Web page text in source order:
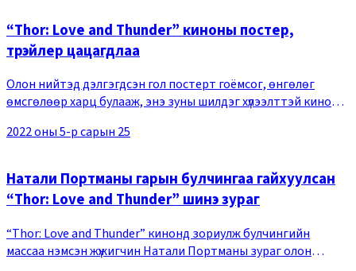
“Thor: Love and Thunder” киноны постер,
трэйлер цацагдлаа
Олон нийтэд дэлгэгдсэн гол постерт гоёмсог, өнгөлөг
өмсгөлөөр харц булааж, энэ зуны шилдэг хүлээлттэй кино
Марвелын төлөөлөх баатар хийгээд аянгын бу
2022 оны 5-р сарын 25
Натали Портманы гарын булчингаа гайхуулсан
“Thor: Love and Thunder” шинэ зураг
“Thor: Love and Thunder” кинонд зориулж булчингийн
массаа нэмсэн жүжигчин Натали Портманы зураг олон